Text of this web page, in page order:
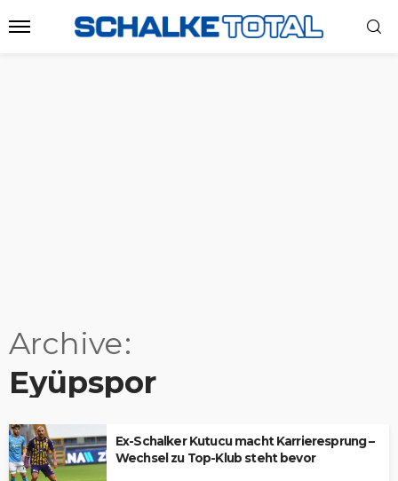
Archive
Eyüpspor
Ex-Schalker Kutucu macht Karrieresprung –
Wechsel zu Top-Klub steht bevor